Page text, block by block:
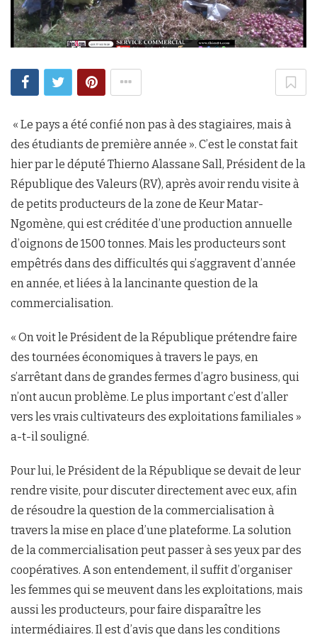
« Le pays a été confié non pas à des stagiaires, mais à
des étudiants de première année ». C’est le constat fait
hier par le député Thierno Alassane Sall, Président de la
République des Valeurs (RV), après avoir rendu visite à
de petits producteurs de la zone de Keur Matar-
Ngomène, qui est créditée d’une production annuelle
d’oignons de 1500 tonnes. Mais les producteurs sont
empêtrés dans des difficultés qui s’aggravent d’année
en année, et liées à la lancinante question de la
commercialisation.
« On voit le Président de la République prétendre faire
des tournées économiques à travers le pays, en
s’arrêtant dans de grandes fermes d’agro business, qui
n’ont aucun problème. Le plus important c’est d’aller
vers les vrais cultivateurs des exploitations familiales »
a-t-il souligné.
Pour lui, le Président de la République se devait de leur
rendre visite, pour discuter directement avec eux, afin
de résoudre la question de la commercialisation à
travers la mise en place d’une plateforme. La solution
de la commercialisation peut passer à ses yeux par des
coopératives. A son entendement, il suffit d’organiser
les femmes qui se meuvent dans les exploitations, mais
aussi les producteurs, pour faire disparaître les
intermédiaires. Il est d’avis que dans les conditions